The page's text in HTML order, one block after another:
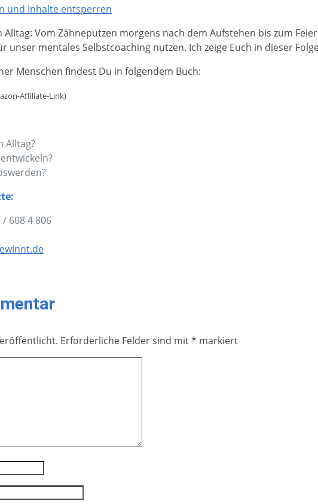
und Inhalte entsperren
Vom Zähneputzen morgens nach dem Aufstehen bis zum
unser mentales Selbstcoaching nutzen. Ich zeige Euch in dieser
Menschen findest Du in folgendem Buch:
Affiliate-Link)
Alltag?
608 4 806
Erforderliche Felder sind mit* markiert